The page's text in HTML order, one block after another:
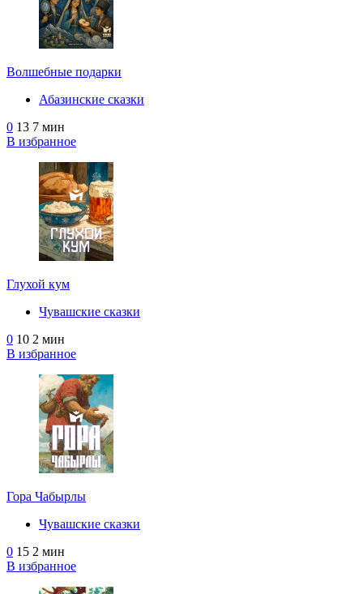
Волшебные подарки
Абазинские сказки
0 13 7 мин
В избранное
Глухой кум
Чувашские сказки
0 10 2 мин
В избранное
Гора Чабырлы
Чувашские сказки
0 15 2 мин
В избранное